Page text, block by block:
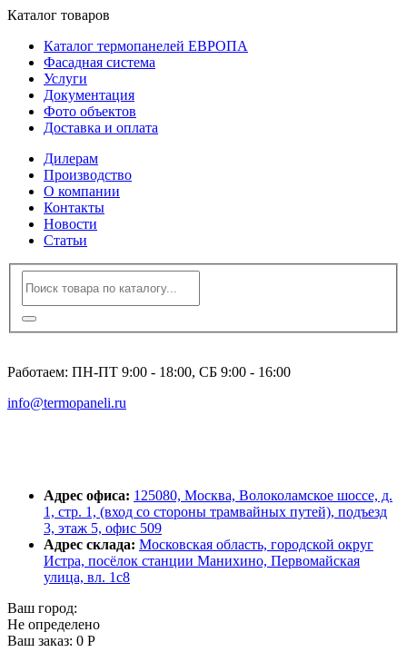
Каталог товаров
Каталог термопанелей ЕВРОПА
Фасадная система
Услуги
Документация
Фото объектов
Доставка и оплата
Дилерам
Производство
О компании
Контакты
Новости
Статьи
Работаем: ПН-ПТ 9:00 - 18:00, СБ 9:00 - 16:00
info@termopaneli.ru
Адрес офиса: 125080, Москва, Волоколамское шоссе, д.
1, стр. 1, (вход со стороны трамвайных путей), подъезд
3, этаж 5, офис 509
Адрес склада: Московская область, городской округ
Истра, посёлок станции Манихино, Первомайская
улица, вл. 1с8
Ваш город:
Не определено
Ваш заказ: 0 Р